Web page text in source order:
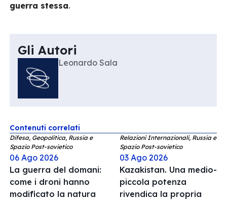
guerra stessa.
Gli Autori
Leonardo Sala
Contenuti correlati
Difesa, Geopolitica, Russia e
Spazio Post-sovietico
06 Ago 2026
La guerra del domani:
come i droni hanno
modificato la natura
Relazioni Internazionali, Russia e
Spazio Post-sovietico
03 Ago 2026
Kazakistan. Una medio-
piccola potenza
rivendica la propria